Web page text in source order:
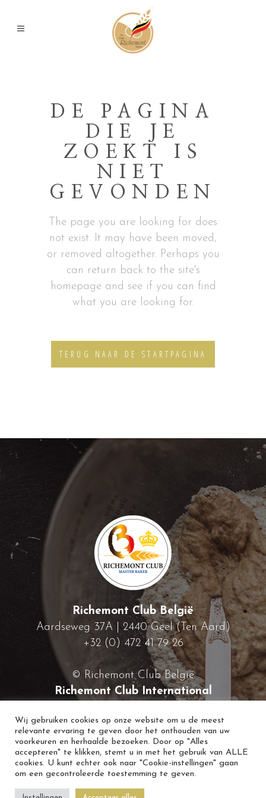
DE PAGINA
DIE JE
ZOEKT IS
NIET
GEVONDEN
The page you are looking for does
not exist. It may have been moved,
or removed altogether. Perhaps you
can return back to the site's
homepage and see if you can find
what you are looking for.
TERUG NAAR DE STARTPAGINA
Richemont Club België
Aardseweg 37A | 2440 Geel (Ten Aard)
+32 (0) 472 41 79 26
© Richemont Club België
Richemont Club International
Wij gebruiken cookies op onze website om u de meest
relevante ervaring te geven door het onthouden van uw
voorkeuren en herhaalde bezoeken. Door op "Alles
accepteren" te klikken, stemt u in met het gebruik van ALLE
cookies. U kunt echter ook naar "Cookie-instellingen" gaan
om een gecontroleerde toestemming te geven.